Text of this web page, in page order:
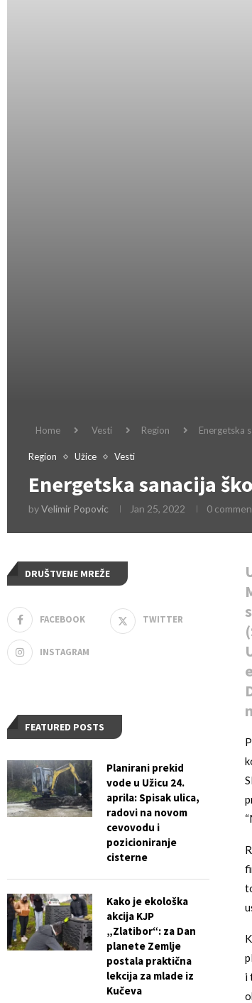
Home Vesti Region Energetska
Region Užice Vesti
Energetska sanacija
byVelimir Popovic Jan 25, 2022 0
i
DRUŠTVENE MREŽE
FACEBOOK TWITTER
INSTAGRAM
FEATURED POSTS
Planirani prekid
vode u Užicu 24.
aprila: Spisak ulica,
radovi na novom
cevovodu i
pozicioniranje
cisterne
Kako je ekološka
akcija KJP
„Zlatibor“: za Dan
planete Zemlje
postala praktična
lekcija za mlade iz
Kučeva